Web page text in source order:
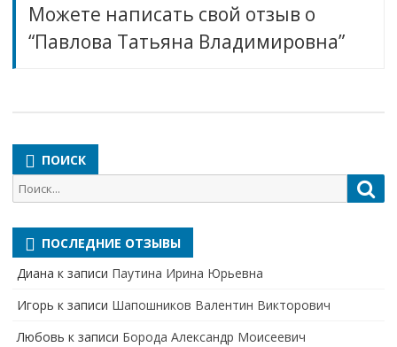
Можете написать свой отзыв о
“Павлова Татьяна Владимировна”
ПОИСК
Поиск
для:
ПОСЛЕДНИЕ ОТЗЫВЫ
Диана к записи Паутина Ирина Юрьевна
Игорь к записи Шапошников Валентин Викторович
Любовь к записи Борода Александр Моисеевич